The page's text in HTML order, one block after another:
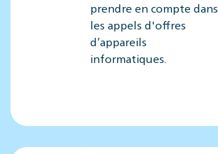
prendre en compte dans
les appels d'offres
d’appareils
informatiques.